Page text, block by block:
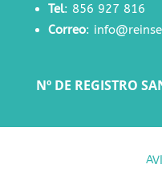
Tel: 856 927 816
Correo:
Nº DE REGISTRO